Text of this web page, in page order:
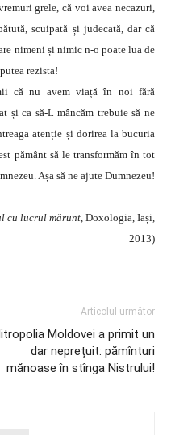
grele, că voi avea necazuri,
scuipată și judecată, dar că
nimeni și nimic n-o poate lua de
rezista!
că nu avem viață în noi fără
și ca să-L mâncăm trebuie să ne
atenție și dorirea la bucuria
pământ să le transformăm în tot
Așa să ne ajute Dumnezeu!
cu lucrul mărunt, Doxologia, Iași,
2013)
Articolul următor
Moldovei a primit un
dar neprețuit: pămînturi
mănoase în stînga Nistrului!